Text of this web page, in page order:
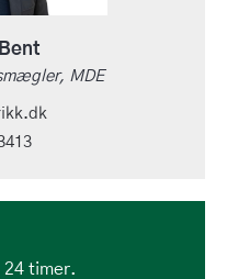
MDE
24 timer.